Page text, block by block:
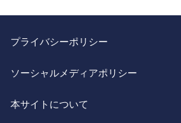
プライバシーポリシー
ソーシャルメディアポリシー
本サイトについて